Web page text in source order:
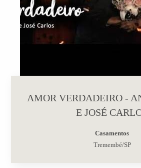
AMOR VERDADEIRO -
E JOSÉ
Casamentos
Tremembé/SP